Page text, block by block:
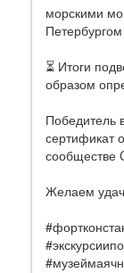
морскими
⏳ Итоги
образом
Победитель
сертификат
сообществе
Желаем